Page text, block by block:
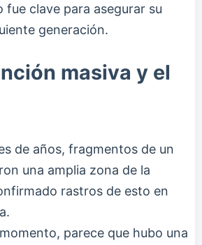
fue clave para asegurar su
generación.
masiva y el
de años, fragmentos de un
una amplia zona de la
rastros de esto en
parece que hubo una